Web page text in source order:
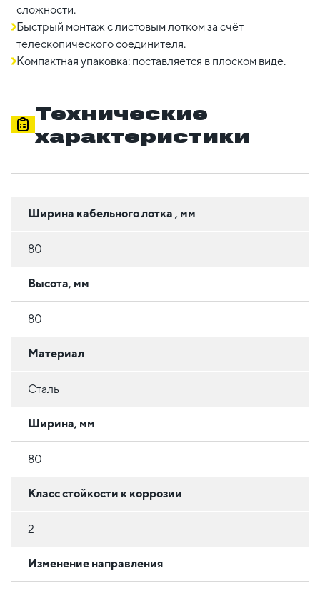
сложности.
Быстрый монтаж с листовым лотком за счёт
телескопического соединителя.
Компактная упаковка: поставляется в плоском виде.
Технические
характеристики
Ширина кабельного лотка , мм
80
Высота, мм
80
Материал
Сталь
Ширина, мм
80
Класс стойкости к коррозии
2
Изменение направления